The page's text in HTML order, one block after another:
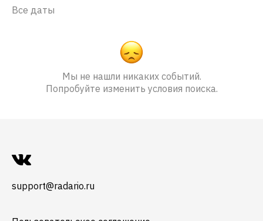
Все даты
Мы не нашли никаких событий.
Попробуйте изменить условия поиска.
support@radario.ru